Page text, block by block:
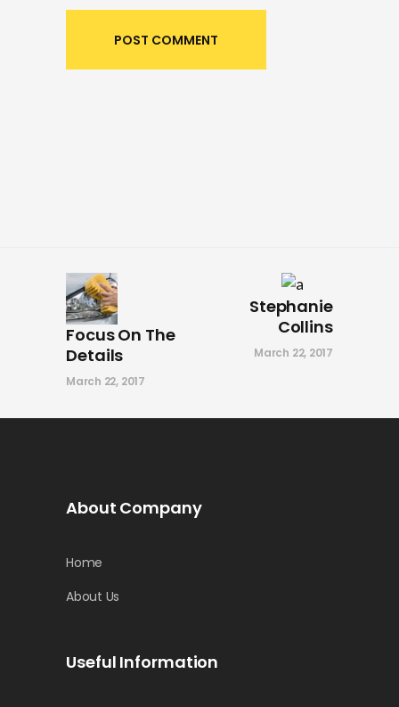
Focus On The
Details
March 22, 2017
Stephanie
Collins
March 22, 2017
About Company
Home
About Us
Useful Information